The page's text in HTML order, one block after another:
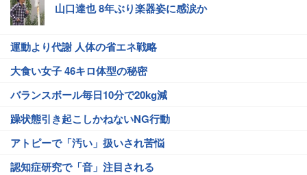
山口達也 8年ぶり楽器姿に感涙か
運動より代謝 人体の省エネ戦略
大食い女子 46キロ体型の秘密
バランスボール毎日10分で20kg減
躁状態引き起こしかねないNG行動
アトピーで「汚い」扱いされ苦悩
認知症研究で「音」注目される